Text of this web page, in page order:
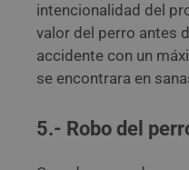
intencionalidad del
valor del perro antes
accidente con un
se encontrara en
5.- Robo del